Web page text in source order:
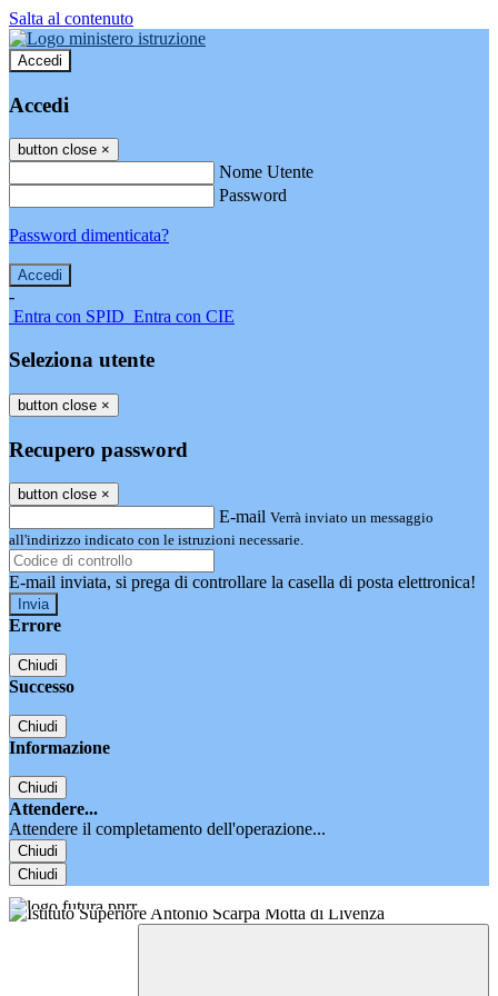
Salta al contenuto
Accedi
Accedi
button close ×
Nome Utente
Password
Password dimenticata?
-
Entra con SPID Entra con CIE
Seleziona utente
button close ×
Recupero password
button close ×
E-mail Verrà inviato un messaggio
all'indirizzo indicato con le istruzioni necessarie.
E-mail inviata, si prega di controllare la casella di posta elettronica!
Errore
Chiudi
Successo
Chiudi
Informazione
Chiudi
Attendere...
Attendere il completamento dell'operazione...
Chiudi
Chiudi